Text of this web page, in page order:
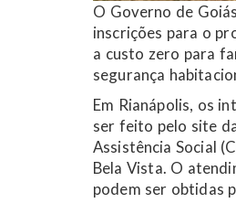
O Governo de
inscrições para o
a custo zero para
segurança
Em Rianápolis, os
ser feito pelo site
Assistência Social
Bela Vista. O
podem ser obtidas